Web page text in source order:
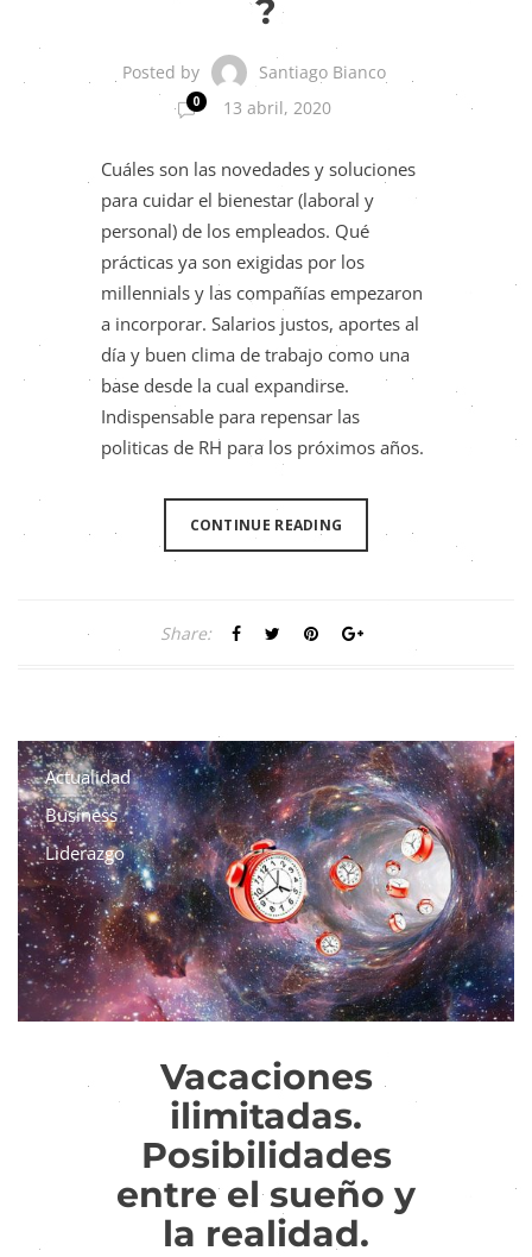
?
Posted by Santiago Bianco
0 13 abril, 2020
Cuáles son las novedades y soluciones
para cuidar el bienestar (laboral y
personal) de los empleados. Qué
prácticas ya son exigidas por los
millennials y las compañías empezaron
a incorporar. Salarios justos, aportes al
día y buen clima de trabajo como una
base desde la cual expandirse.
Indispensable para repensar las
politicas de RH para los próximos años.
CONTINUE READING
Share:
Actualidad
Business
Liderazgo
Vacaciones
ilimitadas.
Posibilidades
entre el sueño y
la realidad.